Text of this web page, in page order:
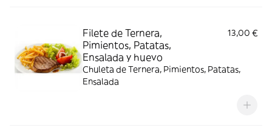
Filete de Ternera,
Pimientos, Patatas,
Ensalada y huevo
13,00 €
Chuleta de Ternera, Pimientos, Patatas,
Ensalada